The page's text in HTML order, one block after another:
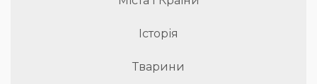
Історія
Тварини